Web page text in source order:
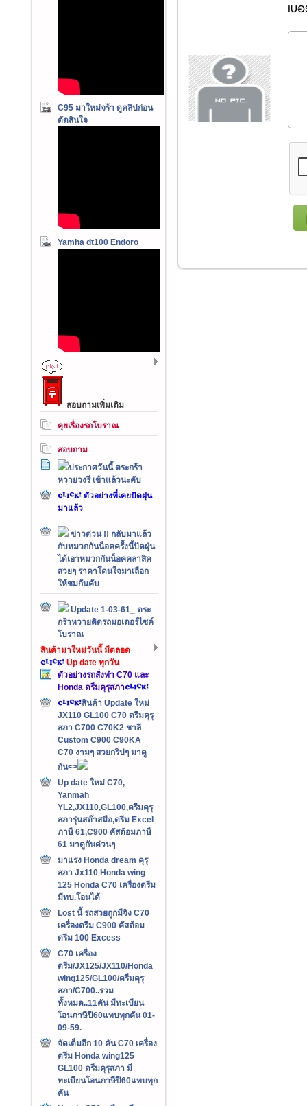
C95 มาใหม่จร้า ดูคลิปก่อน
ตัดสินใจ
Yamha dt100 Endoro
สอบถามเพิ่มเติม
คุยเรื่องรถโบราณ
สอบถาม
ประกาศวันนี้ ตระกร้า
หวายวงรี เข้าแล้วนะคับ
ตัวอย่างที่เคยปัดฝุ่น
มาแล้ว
ข่าวด่วน !! กลับมาแล้ว
กับหมวกกันน็อคครั้งนี้ปัดฝุ่น
ได้เอาหมวกกันน็อคคลาสิค
สวยๆ ราคาโดนใจมาเลือก
ให้ชมกันคับ
Update 1-03-61_ ตระ
กร้าหวายติดรถมอเตอร์ไซค์
โบราณ
สินค้ามาใหม่วันนี้ มีตลอด
Up date ทุกวัน
ตัวอย่างรถสั่งทำ C70 และ
Honda ดรีมคุรุสภา
สินค้า Update ใหม่
JX110 GL100 C70 ดรีมคุรุ
สภา C700 C70K2 ชาลี
Custom C900 C90KA
C70 งามๆ สวยกริปๆ มาดู
กัน<>
Up date ใหม่ C70,
Yanmah
YL2,JX110,GL100,ดรีมคุรุ
สภารุ่นสต๊าสมือ,ดรีม Excel
ภาษี 61,C900 คัสต้อมภาษี
61 มาดูกันด่วนๆ
มาแรง Honda dream คุรุ
สภา Jx110 Honda wing
125 Honda C70 เครื่องดรีม
มีทบ.โอนได้
Lost นี้ รถสวยถูกมีจิง C70
เครื่องดรีม C900 คัสต้อม
ดรีม 100 Excess
C70 เครื่อง
ดรีม/JX125/JX110/Honda
wing125/GL100/ดรีมคุรุ
สภา/C700..รวม
ทั้งหมด..11คัน มีทะเบียน
โอนภาษีปี60แทบทุกคัน 01-
09-59.
จัดเต็มอีก 10 คัน C70 เครื่อง
ดรีม Honda wing125
GL100 ดรีมคุรุสภา มี
ทะเบียนโอนภาษีปี60แทบทุก
คัน
เบ